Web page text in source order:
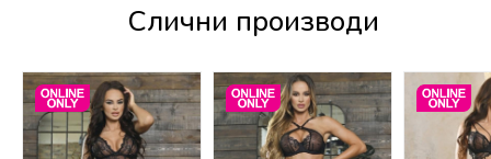
Слични производи